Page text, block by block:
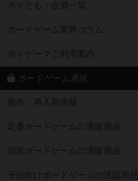
ボドとも・会員一覧
ボードゲーム業界コラム
ボドゲーマご利用案内
ボードゲーム通販
新作・再入荷情報
定番ボードゲームの通販商品
国産ボードゲームの通販商品
子供向けボードゲームの通販商品